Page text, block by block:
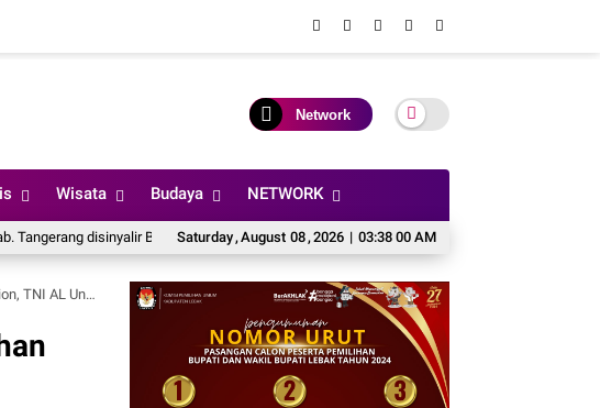
Network
Wisata Budaya NETWORK
Saturday,August 08,2026 | 03:38 02 AM
disinyalir Bersikap Mendua Dalam Memberikan Penjelasan Rocky Bayu Kamajaya
Saat Parade Militer di Teluk Jakarta